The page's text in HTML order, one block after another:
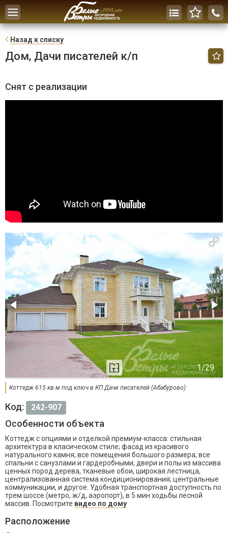
Toggle
navigation
Назад к списку
Дом, Дачи писателей к/п
Снят с реализации
Коттедж 615 кв.м под ключ в КП Дачи писателей (Абабурово)
Код: 242-907
Особенности объекта
Коттедж с опциями и отделкой премиум-класса: стильная
архитектура в класическом стиле; фасад из красивого
натурального камня; все помещения большого размера; все
спальни с санузлами и гардеробными; двери и полы из массива
ценных пород дерева, тканевые обои, широкая лестница,
централизованная система кондиционирования; центральные
коммуникации, и другое. Удобная транспортная доступность по
трем шоссе (метро, ж/д, аэропорт), в 5 мин ходьбы лесной
массив. Посмотрите видео по дому
Расположение